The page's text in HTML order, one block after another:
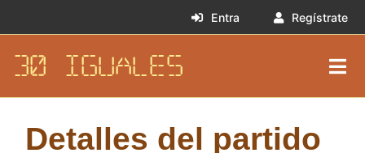
Entra Regístrate
30 IGUALES
Detalles del partido